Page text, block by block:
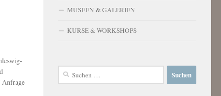
Anfrage
MUSEEN & GALERIEN
KURSE & WORKSHOPS
Suchen